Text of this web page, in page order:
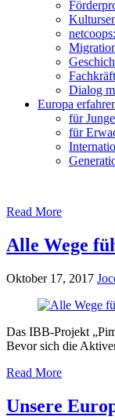
Dialog
Europa
für
für
Read More
Alle Wege
Oktober 17, 2017
Das IBB-Projekt
Bevor sich die
Read More
Unsere